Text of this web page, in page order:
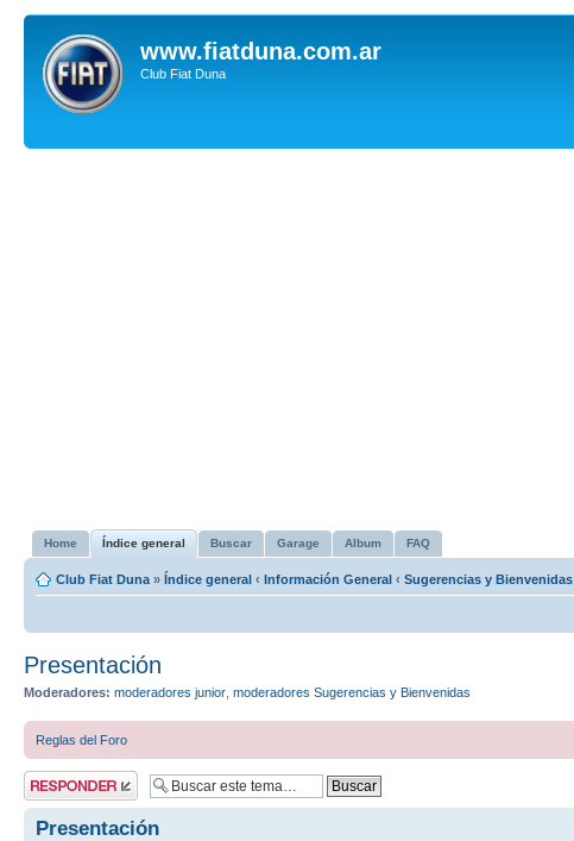
www.fiatduna.com.ar
Club Fiat Duna
Home Índice general Buscar Garage Album FAQ
Club Fiat Duna » Índice general ‹ Información General ‹ Sugerencias y Bienvenidas
Presentación
Moderadores: moderadores junior moderadores Sugerencias y Bienvenidas
Reglas del Foro
Publicar una
respuesta
Presentación